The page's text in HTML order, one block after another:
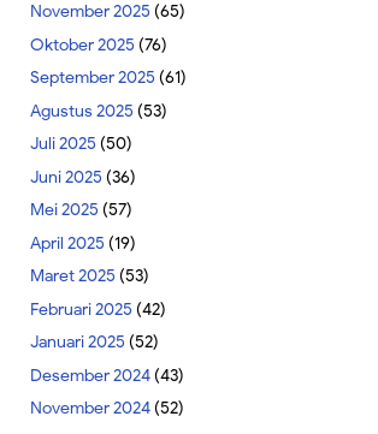
November 2025 (65)
Oktober 2025 (76)
September 2025 (61)
Agustus 2025 (53)
Juli 2025 (50)
Juni 2025 (36)
Mei 2025 (57)
April 2025 (19)
Maret 2025 (53)
Februari 2025 (42)
Januari 2025 (52)
Desember 2024(43)
November 2024(52)